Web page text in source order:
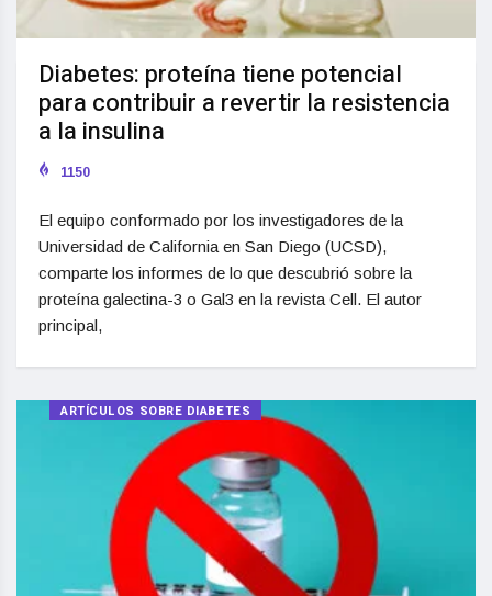
Diabetes: proteína tiene potencial
para contribuir a revertir la resistencia
a la insulina
1150
El equipo conformado por los investigadores de la
Universidad de California en San Diego (UCSD),
comparte los informes de lo que descubrió sobre la
proteína galectina-3 o Gal3 en la revista Cell. El autor
principal,
ARTÍCULOS SOBRE DIABETES